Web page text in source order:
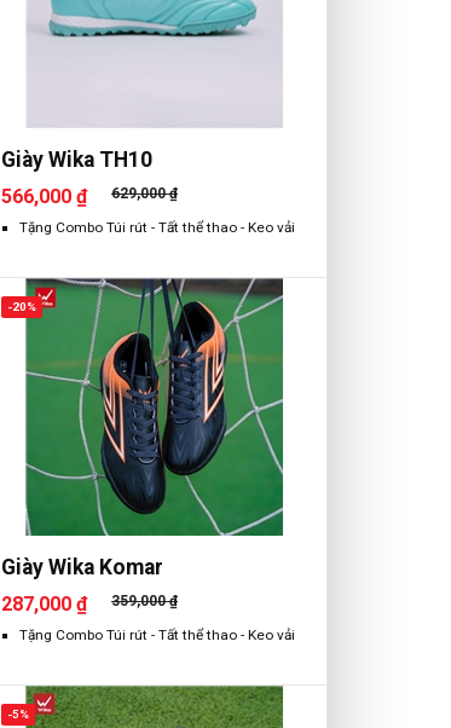
Giày Wika TH10
566,000 ₫ 629,000 ₫
Tặng Combo Túi rút - Tất thể thao - Keo vải
Giày Wika Komar
287,000 ₫ 359,000 ₫
-20%
Tặng Combo Túi rút - Tất thể thao - Keo vải
-5%